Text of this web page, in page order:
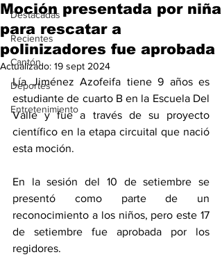
Destacadas
Recientes
Cantón
Deportes
Entretenimiento
Moción presentada por niña
para rescatar a
polinizadores fue aprobada
Actualizado: 19 sept 2024
Lía Jiménez Azofeifa tiene 9 años es
estudiante de cuarto B en la Escuela Del
Valle y fue a través de su proyecto
científico en la etapa circuital que nació
esta moción.
En la sesión del 10 de setiembre se
presentó como parte de un
reconocimiento a los niños, pero este 17
de setiembre fue aprobada por los
regidores.